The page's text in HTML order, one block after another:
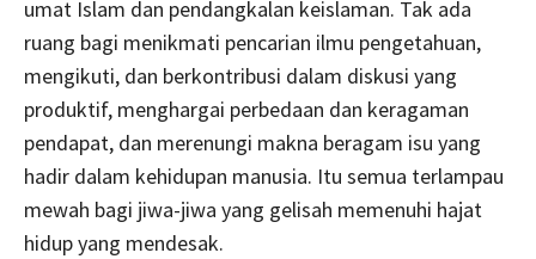
umat Islam dan pendangkalan keislaman. Tak ada
ruang bagi menikmati pencarian ilmu pengetahuan,
mengikuti, dan berkontribusi dalam diskusi yang
produktif, menghargai perbedaan dan keragaman
pendapat, dan merenungi makna beragam isu yang
hadir dalam kehidupan manusia. Itu semua terlampau
mewah bagi jiwa-jiwa yang gelisah memenuhi hajat
hidup yang mendesak.